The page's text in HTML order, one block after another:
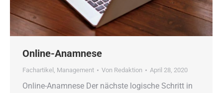
Online-Anamnese
Fachartikel , Management Von Redaktion April 28, 2020
Online-Anamnese Der nächste logische Schritt in